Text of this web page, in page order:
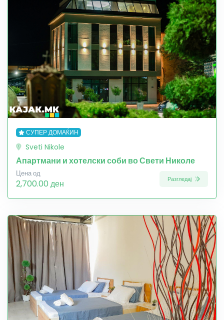
СУПЕР ДОМАЌИН
Sveti Nikole
Апартмани и хотелски соби во Свети Николе
Цена од
2,700.00 ден Разгледај